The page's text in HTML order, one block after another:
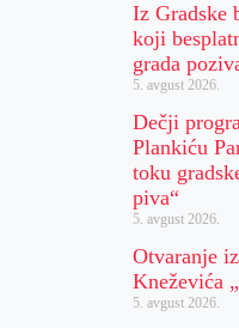
Iz Gradske
koji
grada
5. avgust 2026.
Dečji
Plankiću
toku
piva“
5. avgust 2026.
Otvaranje
Kneževića
5. avgust 2026.